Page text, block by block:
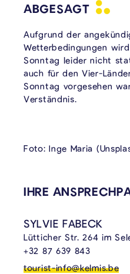
ABGESAGT
Aufgrund der
Wetterbedingungen
Sonntag leider nicht
auch für den Vier-
Sonntag vorgesehen
Verständnis.
Foto: Inge Maria
VERKNÜPFTE
IHRE
SYLVIE FABECK
Lütticher Str. 264 im
+32 87 639 843
tourist-info@kelmis.be